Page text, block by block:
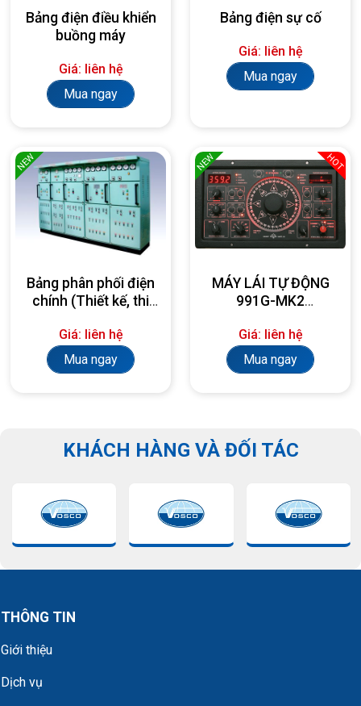
Bảng điện điều khiển
buồng máy
Giá: liên hệ
Mua ngay
Bảng điện sự cố
Giá: liên hệ
Mua ngay
NEW
Bảng phân phối điện
chính (Thiết kế, thi
yêu cầu)
Giá: liên hệ
Mua ngay
NEW HOT
MÁY LÁI TỰ ĐỘNG
991G-MK2
Giá: liên hệ
Mua ngay
KHÁCH HÀNG VÀ ĐỐI TÁC
THÔNG TIN
Giới thiệu
Dịch vụ